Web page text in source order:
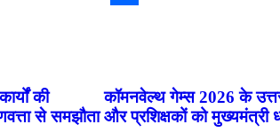
की
से समझौता
कॉमनवेल्थ गेम्स 2026 के
और प्रशिक्षकों को मुख्यमंत्री